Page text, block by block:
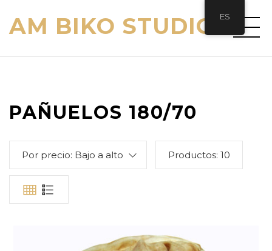
AM BIKO STUDIO
PAÑUELOS 180/70
Por precio: Bajo a alto Productos: 10
ES